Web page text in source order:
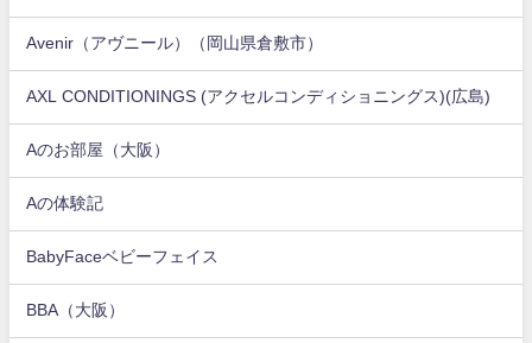
Avenir（アヴニール）（岡山県倉敷市）
AXL CONDITIONINGS (アクセルコンディショニングス)(広島)
Aのお部屋（大阪）
Aの体験記
BabyFaceベビーフェイス
BBA（大阪）